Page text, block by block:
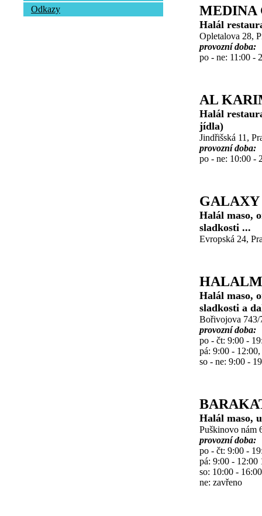
Odkazy
MEDINA
Halál
Opletalova 28,
provozní doba:
po - ne: 11:00 -
AL
Halál
jídla)
Jindřišská 11,
provozní doba:
po - ne: 10:00 -
GALAXY
Halál maso,
sladkosti ...
Evropská 24,
Halál maso,
sladkosti a
Bořivojova 743/
provozní doba:
po - čt: 9:00 -
pá: 9:00 -
so - ne: 9:00 -
Halál maso,
Puškinovo nám
provozní doba:
po - čt: 9:00 -
pá: 9:00 - 12:00
so: 10:00 - 16:00
ne: zavřeno